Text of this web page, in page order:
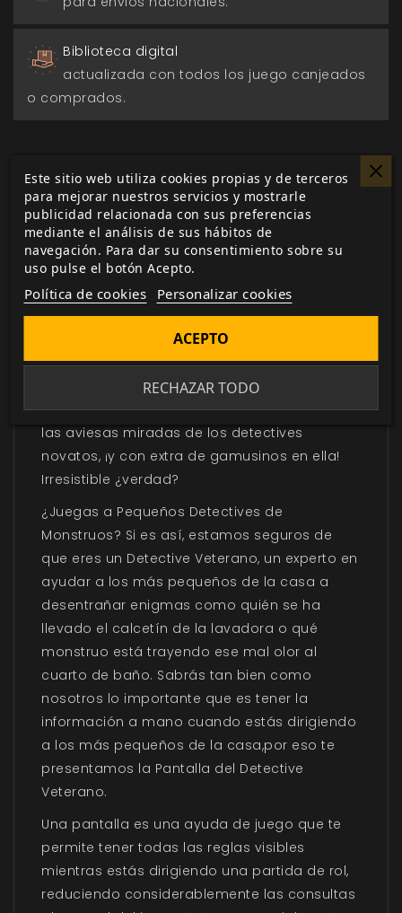
Biblioteca digital
actualizada con todos los juego canjeados
o comprados.
DESCRIPCIÓN
El complemento perfecto paraPequeños
Detective Veterano.
¡Llamada a todos los detectives veteranos!
fin tenéis en vuestras manos la pantalla para
Pequeños Detectives de Monstruos. Tres
cuerpos en cartoné que mantendrá alejadas
las aviesas miradas de los detectives
novatos, ¡y con extra de gamusinos en ella!
Irresistible ¿verdad?
¿Juegas a Pequeños Detectives de
Monstruos? Si es así, estamos seguros de
que eres un Detective Veterano, un experto en
ayudar a los más pequeños de la casa a
desentrañar enigmas como quién se ha
llevado el calcetín de la lavadora o qué
monstruo está trayendo ese mal olor al
cuarto de baño. Sabrás tan bien como
nosotros lo importante que es tener la
información a mano cuando estás dirigiendo
a los más pequeños de la casa,por eso te
presentamos la Pantalla del Detective
Veterano.
Una pantalla es una ayuda de juego que te
permite tener todas las reglas visibles
mientras estás dirigiendo una partida de rol,
reduciendo considerablemente las consultas
Este sitio web utiliza cookies propias y de terceros
para mejorar nuestros servicios y mostrarle
publicidad relacionada con sus preferencias
mediante el análisis de sus hábitos de
navegación. Para dar su consentimiento sobre su
uso pulse el botón Acepto.
Política de cookies Personalizar cookies
RECHAZAR TODO
ACEPTO